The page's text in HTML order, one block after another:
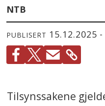
NTB
PUBLISERT 15.12.2025
Tilsynssakene